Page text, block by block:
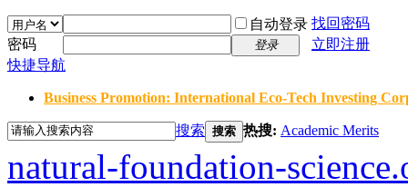
自动登录 找回密码
密码
登录
立即注册
快捷导航
Business Promotion: International Eco-Tech Investing
搜索 搜索 热搜: Academic Merits
natural-foundation-